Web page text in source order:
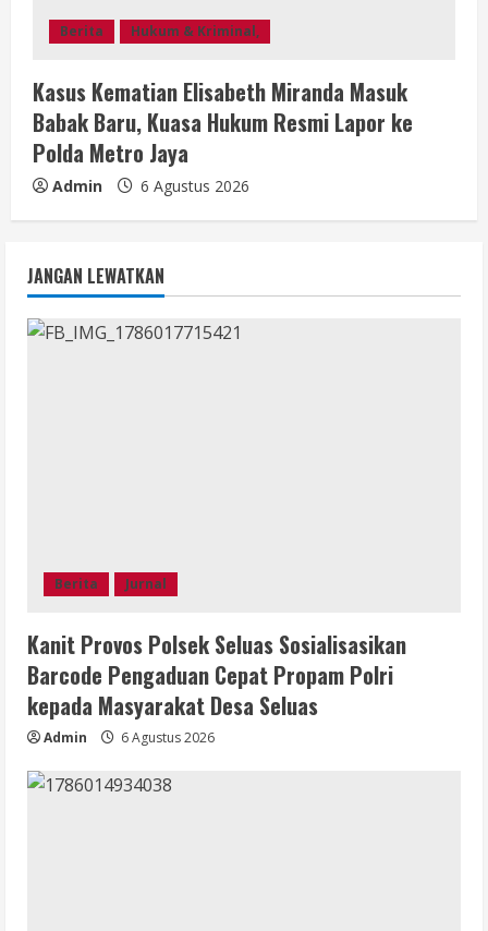
Berita Hukum & Kriminal,
Kasus Kematian Elisabeth Miranda Masuk
Babak Baru, Kuasa Hukum Resmi Lapor ke
Polda Metro Jaya
Admin 6 Agustus 2026
JANGAN LEWATKAN
Berita Jurnal
Kanit Provos Polsek Seluas Sosialisasikan
Barcode Pengaduan Cepat Propam Polri
kepada Masyarakat Desa Seluas
Admin 6 Agustus 2026